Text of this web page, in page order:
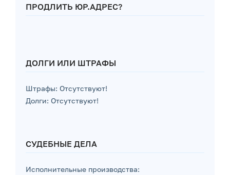
ПРОДЛИТЬ ЮР.АДРЕС?
ДОЛГИ ИЛИ ШТРАФЫ
Штрафы: Отсутствуют!
Долги: Отсутствуют!
СУДЕБНЫЕ ДЕЛА
Исполнительные производства: